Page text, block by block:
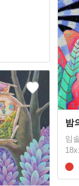
밤
임